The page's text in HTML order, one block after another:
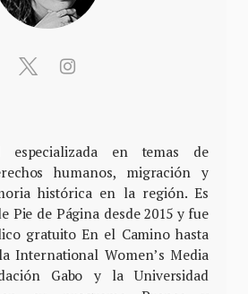
especializada en temas de
humanos, migración y
histórica en la región. Es
Pie de Página desde 2015 y fue
gratuito En el Camino hasta
International Women’s Media
Gabo y la Universidad